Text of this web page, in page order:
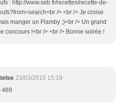
: http://www.seb.fr/recettes/recette-de-
/> <br /> Je croise
manger un Flamby ;)<br /> Un grand
concours !<br /> <br /> Bonne soirée !
23/03/2015 15:19
469